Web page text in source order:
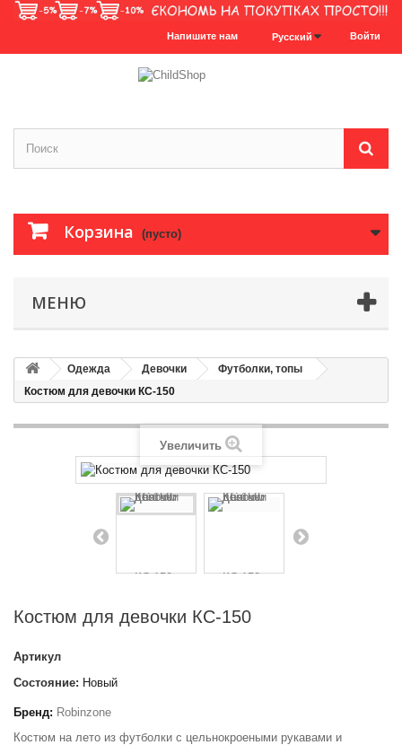
Войти
Русский
Напишите нам
Корзина (пусто)
МЕНЮ
Одежда Девочки
Футболки, топы
Костюм для девочки КС-150
Увеличить
Костюм для девочки КС-150
Артикул
Состояние: Новый
Бренд: Robinzone
Костюм на лето из футболки с цельнокроеными рукавами и